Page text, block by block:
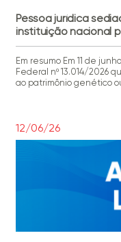
Pessoa jurídica
instituição nacional
Em resumo Em 11 de
Federal nº 13.014/2026
ao patrimônio genético
12/06/26